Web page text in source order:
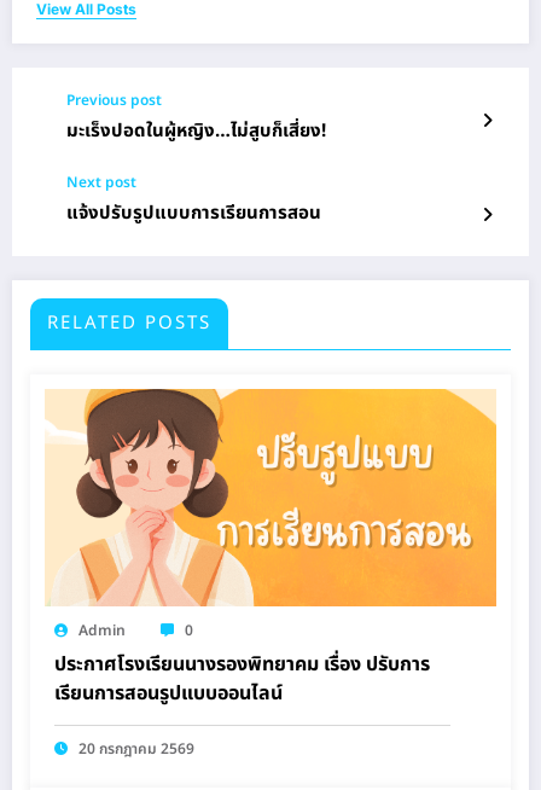
View All Posts
Previous post
มะเร็งปอดในผู้หญิง…ไม่สูบก็เสี่ยง!
Next post
แจ้งปรับรูปแบบการเรียนการสอน
RELATED POSTS
Admin 0
ประกาศโรงเรียนนางรองพิทยาคม เรื่อง ปรับการ
เรียนการสอนรูปแบบออนไลน์
20 กรกฎาคม 2569